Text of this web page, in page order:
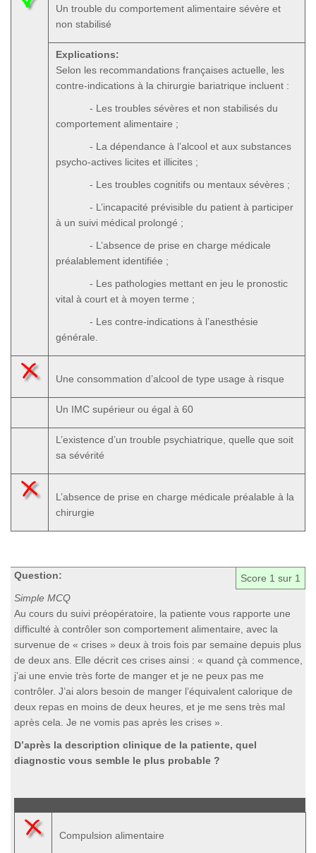
Un trouble du comportement alimentaire sévère et
non stabilisé
Explications:
Selon les recommandations françaises actuelle, les
contre-indications à la chirurgie bariatrique incluent :
- Les troubles sévères et non stabilisés du
comportement alimentaire ;
- La dépendance à l’alcool et aux substances
psycho-actives licites et illicites ;
- Les troubles cognitifs ou mentaux sévères ;
- L’incapacité prévisible du patient à participer
à un suivi médical prolongé ;
- L’absence de prise en charge médicale
préalablement identifiée ;
- Les pathologies mettant en jeu le pronostic
vital à court et à moyen terme ;
- Les contre-indications à l’anesthésie
générale.
Une consommation d’alcool de type usage à risque
Un IMC supérieur ou égal à 60
L’existence d’un trouble psychiatrique, quelle que soit
sa sévérité
L’absence de prise en charge médicale préalable à la
chirurgie
Score 1 sur 1
Question:
Simple MCQ
Au cours du suivi préopératoire, la patiente vous rapporte une
difficulté à contrôler son comportement alimentaire, avec la
survenue de « crises » deux à trois fois par semaine depuis plus
de deux ans. Elle décrit ces crises ainsi : « quand çà commence,
j’ai une envie très forte de manger et je ne peux pas me
contrôler. J’ai alors besoin de manger l’équivalent calorique de
deux repas en moins de deux heures, et je me sens très mal
après cela. Je ne vomis pas après les crises ».
D’après la description clinique de la patiente, quel
diagnostic vous semble le plus probable ?
Compulsion alimentaire